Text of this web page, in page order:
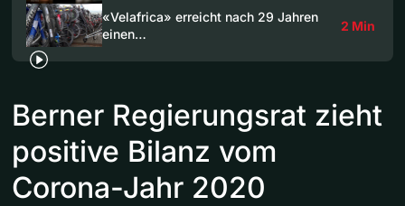
«Velafrica» erreicht nach 29 Jahren
einen…
2 Min
Berner Regierungsrat zieht
positive Bilanz vom
Corona-Jahr 2020